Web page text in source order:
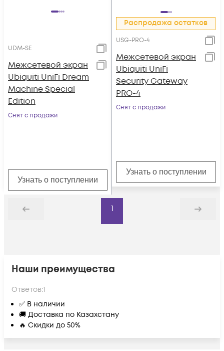
UDM-SE
Межсетевой экран
Ubiquiti UniFi Dream
Machine Special
Edition
Снят с продажи
Узнать о поступлении
Распродажа остатков
USG-PRO-4
Межсетевой экран
Ubiquiti UniFi
Security Gateway
PRO-4
Снят с продажи
Узнать о поступлении
Назад
1
Дальше
Наши преимущества
Ответов:1
✅ В наличии
🚚 Доставка по Казахстану
🔥 Скидки до 50%